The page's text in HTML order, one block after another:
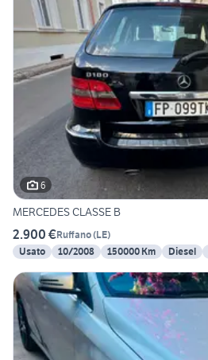
6
MERCEDES CLASSE B
2.900 €Ruffano(LE)
Usato
10/2008 150000 Km Diesel